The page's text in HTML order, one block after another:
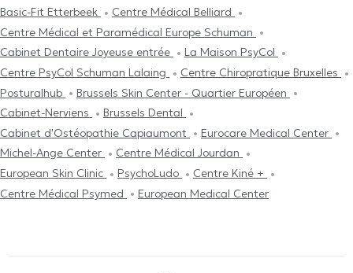
Basic-Fit Etterbeek
Centre Médical Belliard
Centre Médical et Paramédical Europe Schuman
Cabinet Dentaire Joyeuse entrée
La Maison PsyCol
Centre PsyCol Schuman Lalaing
Centre Chiropratique Bruxelles
Posturalhub
Brussels Skin Center - Quartier Européen
Cabinet-Nerviens
Brussels Dental
Cabinet d'Ostéopathie Capiaumont
Eurocare Medical Center
Michel-Ange Center
Centre Médical Jourdan
European Skin Clinic
PsychoLudo
Centre Kiné +
Centre Médical Psymed
European Medical Center